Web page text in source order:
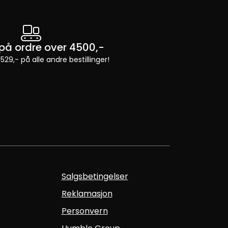
ordre over 4500,-
på alle andre bestillinger!
Salgsbetingelser
Reklamasjon
Personvern